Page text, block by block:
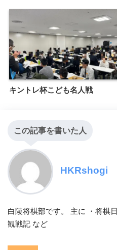
キントレ杯こども名人戦
この記事を書いた人
HKRshogi
白陵将棋部です。 主に ・将棋
観戦記 など